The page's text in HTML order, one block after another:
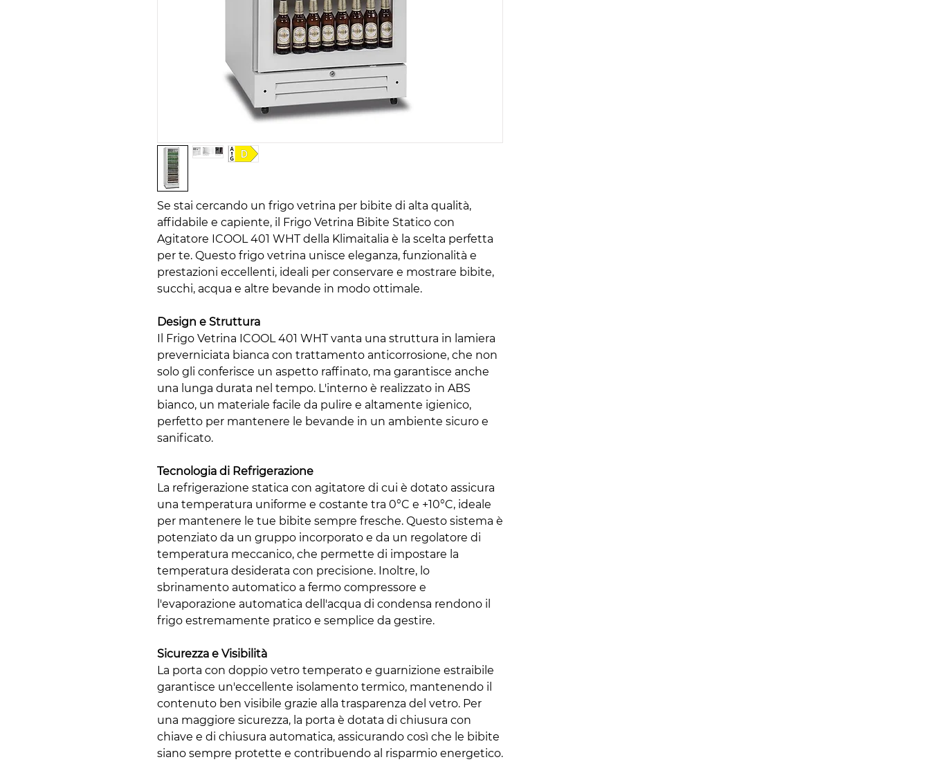
Se stai cercando un frigo vetrina per bibite di alta qualità,
affidabile e capiente, il Frigo Vetrina Bibite Statico con
Agitatore ICOOL 401 WHT della Klimaitalia è la scelta perfetta
per te. Questo frigo vetrina unisce eleganza, funzionalità e
prestazioni eccellenti, ideali per conservare e mostrare bibite,
succhi, acqua e altre bevande in modo ottimale.
Design e Struttura
Il Frigo Vetrina ICOOL 401 WHT vanta una struttura in lamiera
preverniciata bianca con trattamento anticorrosione, che non
solo gli conferisce un aspetto raffinato, ma garantisce anche
una lunga durata nel tempo. L'interno è realizzato in ABS
bianco, un materiale facile da pulire e altamente igienico,
perfetto per mantenere le bevande in un ambiente sicuro e
sanificato.
Tecnologia di Refrigerazione
La refrigerazione statica con agitatore di cui è dotato assicura
una temperatura uniforme e costante tra 0°C e +10°C, ideale
per mantenere le tue bibite sempre fresche. Questo sistema è
potenziato da un gruppo incorporato e da un regolatore di
temperatura meccanico, che permette di impostare la
temperatura desiderata con precisione. Inoltre, lo
sbrinamento automatico a fermo compressore e
l'evaporazione automatica dell'acqua di condensa rendono il
frigo estremamente pratico e semplice da gestire.
Sicurezza e Visibilità
La porta con doppio vetro temperato e guarnizione estraibile
garantisce un'eccellente isolamento termico, mantenendo il
contenuto ben visibile grazie alla trasparenza del vetro. Per
una maggiore sicurezza, la porta è dotata di chiusura con
chiave e di chiusura automatica, assicurando così che le bibite
siano sempre protette e contribuendo al risparmio energetico.